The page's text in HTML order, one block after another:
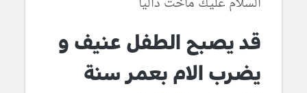
قد يصبح الطفل عنيف و
يضرب الام بعمر سنة